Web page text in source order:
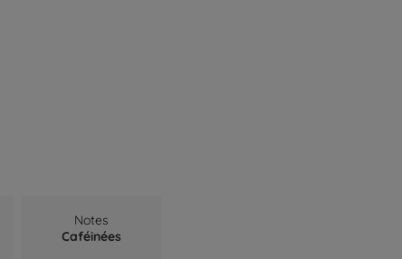
Notes
Caféinées